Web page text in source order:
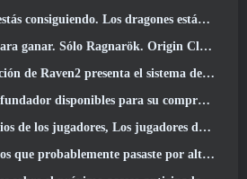
Los dragones están llegando a Albion Online
Sólo Ragnarök. Origin Classic se lanza en julio 23
de despertar de habilidades, Brindar a los jugadores más formas de mejorar sus habilidades
para su compra, Completo con cinco días de acceso anticipado
de League Of Legends Classic no tendrán que pagar por máscaras clásicas
pasaste por alto y que forman parte del Train Fest de Steam